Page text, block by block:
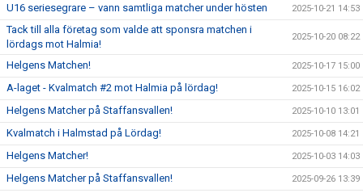
U16 seriesegrare – vann samtliga matcher under hösten 2025-10-21 14:53
Tack till alla företag som valde att sponsra matchen i
lördags mot Halmia!
2025-10-20 08:22
Helgens Matchen! 2025-10-17 15:00
A-laget - Kvalmatch #2 mot Halmia på lördag! 2025-10-15 16:02
Helgens Matcher på Staffansvallen! 2025-10-10 13:01
Kvalmatch i Halmstad på Lördag! 2025-10-08 14:21
Helgens Matcher! 2025-10-03 14:03
Helgens Matcher på Staffansvallen! 2025-09-26 13:39